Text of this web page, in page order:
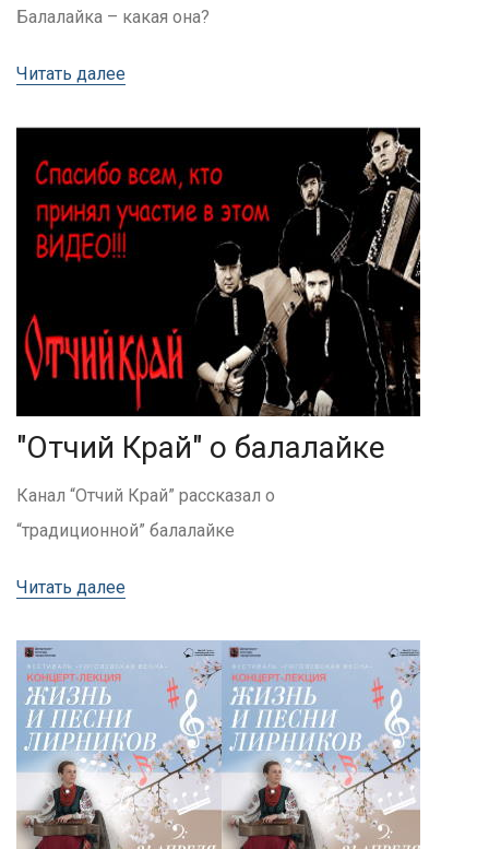
Балалайка – какая она?
Читать далее
"Отчий Край" о балалайке
Канал “Отчий Край” рассказал о
“традиционной” балалайке
Читать далее